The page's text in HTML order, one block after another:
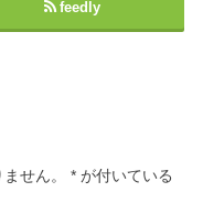
feedly
せん。 * が付いている